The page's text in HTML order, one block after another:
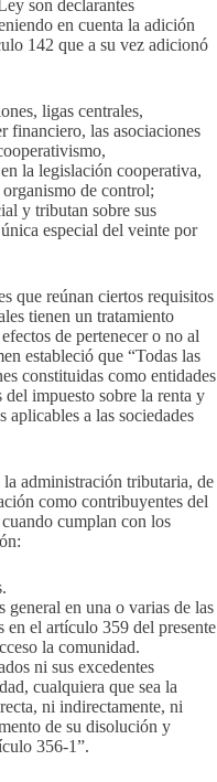
son declarantes
en cuenta la adición
142 que a su vez adicionó
ligas centrales,
financiero, las asociaciones
la legislación cooperativa,
de control;
y tributan sobre sus
especial del veinte por
que reúnan ciertos requisitos
tienen un tratamiento
de pertenecer o no al
estableció que “Todas las
constituidas como entidades
impuesto sobre la renta y
aplicables a las sociedades
administración tributaria, de
como contribuyentes del
cumplan con los
general en una o varias de las
en el artículo 359 del presente
la comunidad.
ni sus excedentes
cualquiera que sea la
ni indirectamente, ni
de su disolución y
356-1”.